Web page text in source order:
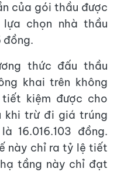
của gói thầu được
chọn nhà thầu
đồng.
thức đấu thầu
khai trên không
kiệm được cho
khi trừ đi giá trúng
16.016.103 đồng.
này chỉ ra tỷ lệ tiết
tầng này chỉ đạt